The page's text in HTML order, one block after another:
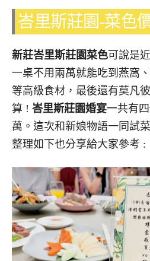
峇里斯莊園-菜色
新莊峇里斯莊園菜色可說是
一桌不用兩萬就能吃到燕窩
等高級食材，最後還有莫凡
算 ! 峇里斯莊園婚宴一共有
萬。這次和新娘物語一同試
整理如下也分享給大家參考 :